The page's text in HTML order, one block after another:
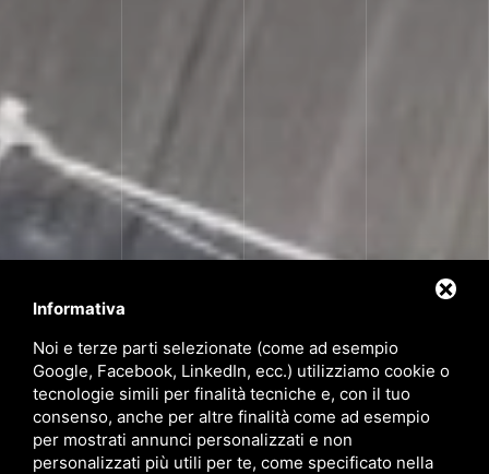
Informativa
Noi e terze parti selezionate (come ad esempio
Google, Facebook, LinkedIn, ecc.) utilizziamo cookie o
tecnologie simili per finalità tecniche e, con il tuo
consenso, anche per altre finalità come ad esempio
per mostrati annunci personalizzati e non
personalizzati più utili per te, come specificato nella